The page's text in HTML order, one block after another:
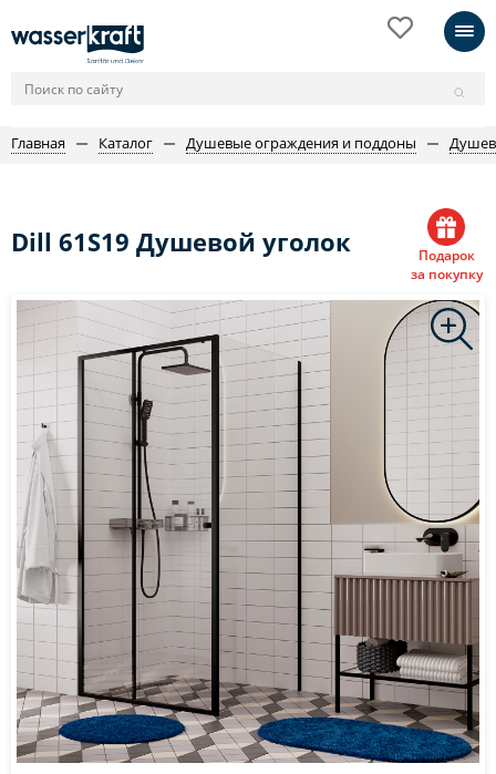
Главная Каталог Душевые ограждения и поддоны
Dill 61S19 Душевой уголок
Подарок
за покупку